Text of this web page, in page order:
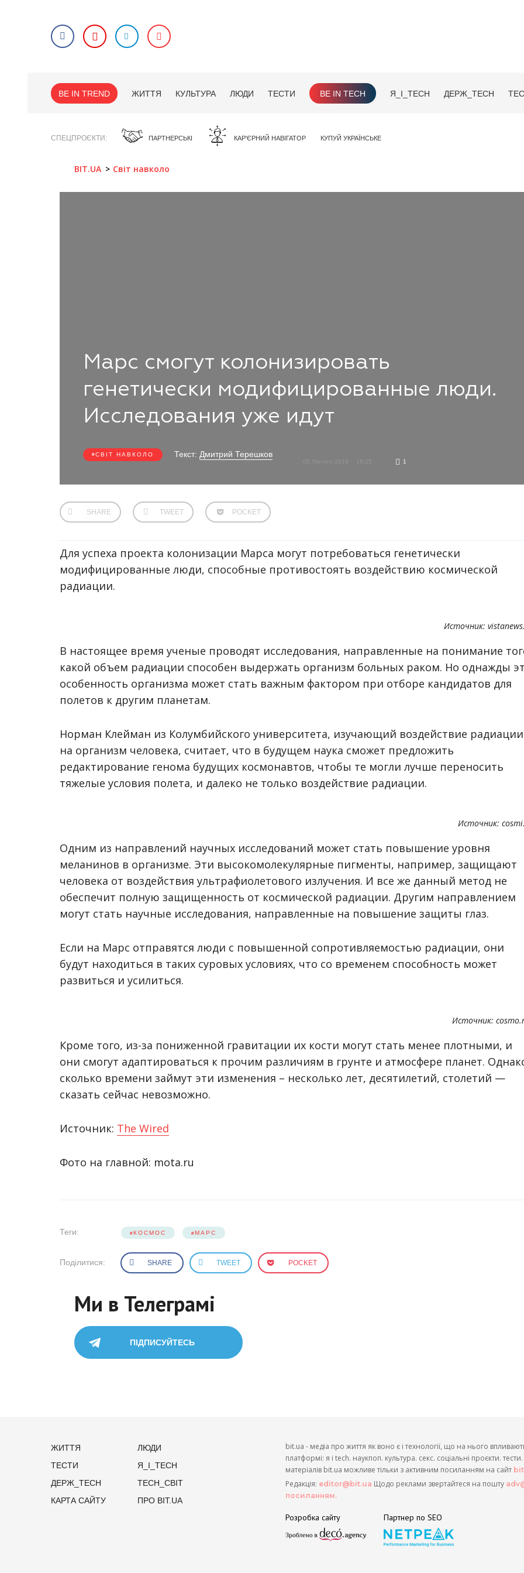
BE IN TREND ЖИТТЯ КУЛЬТУРА ЛЮДИ ТЕСТИ BE IN TECH Я_І_TECH ДЕРЖ_TECH
СПЕЦПРОЄКТИ ПАРТНЕРСЬКІ КАР'ЄРНИЙ НАВІГАТОР КУПУЙ УКРАЇНСЬКЕ
BIT.UA Світ навколо
Марс смогут колонизировать
генетически модифицированные люди.
Исследования уже идут
СВІТ НАВКОЛО Текст: Дмитрий Терешков
05 Лютого 2018 1
SHARE TWEET POCKET
Для успеха проекта колонизации Марса могут потребоваться генетически
модифицированные люди, способные противостоять воздействию космической
радиации.
Источник:
В настоящее время ученые проводят исследования, направленные на понимание
какой объем радиации способен выдержать организм больных раком. Но однажды
особенность организма может стать важным фактором при отборе кандидатов для
полетов к другим планетам.
Норман Клейман из Колумбийского университета, изучающий воздействие радиации
на организм человека, считает, что в будущем наука сможет предложить
редактирование генома будущих космонавтов, чтобы те могли лучше переносить
тяжелые условия полета, и далеко не только воздействие радиации.
Источник:
Одним из направлений научных исследований может стать повышение уровня
меланинов в организме. Эти высокомолекулярные пигменты, например, защищают
человека от воздействия ультрафиолетового излучения. И все же данный метод не
обеспечит полную защищенность от космической радиации. Другим направлением
могут стать научные исследования, направленные на повышение защиты глаз.
Если на Марс отправятся люди с повышенной сопротивляемостью радиации, они
будут находиться в таких суровых условиях, что со временем способность может
развиться и усилиться.
Источник:
Кроме того, из-за пониженной гравитации их кости могут стать менее плотными, и
они смогут адаптироваться к прочим различиям в грунте и атмосфере планет.
сколько времени займут эти изменения – несколько лет, десятилетий, столетий —
сказать сейчас невозможно.
Источник: The Wired
Фото на главной: mota.ru
Теги: КОСМОС МАРС
Поділитися: SHARE TWEET POCKET
Ми в Телеграмі
ПІДПИСУЙТЕСЬ
ЖИТТЯ
ЛЮДИ
ТЕСТИ
Я_І_TECH
ДЕРЖ_TECH
TECH_СВІТ
КАРТА САЙТУ
ПРО BIT.UA
bit.ua - медіа про життя як воно є і технології, що на нього
платформі: я і tech. наукпоп. культура. секс. соціальні проєкти.
матеріалів bit.ua можливе тільки з активним посиланням на сайт
Редакція: editor@bit.ua Щодо реклами звертайтеся на пошту
посиланням.
Розробка сайту Партнер по SEO